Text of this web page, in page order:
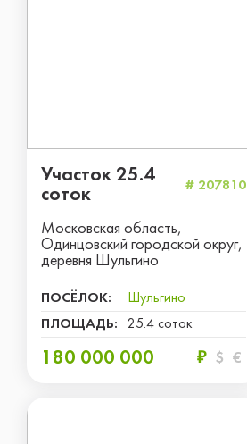
Участок 25.4
соток
# 207810
Московская область,
Одинцовский городской округ,
деревня Шульгино
ПОСЁЛОК:
Шульгино
ПЛОЩАДЬ:
25.4 соток
180 000 000 ₽ $ €